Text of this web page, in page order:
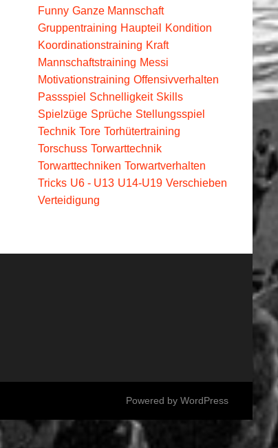
Funny Ganze Mannschaft
Gruppentraining Haupteil Kondition
Koordinationstraining Kraft
Mannschaftstraining Messi
Motivationstraining Offensivverhalten
Passspiel Schnelligkeit Skills
Spielzüge Sprüche Stellungsspiel
Technik Tore Torhütertraining
Torschuss Torwarttechnik
Torwarttechniken Torwartverhalten
Tricks U6 - U13 U14-U19 Verschieben
Verteidigung
Powered by WordPress